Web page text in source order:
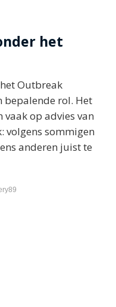
het
Outbreak
bepalende rol. Het
op advies van
volgens sommigen
anderen juist te